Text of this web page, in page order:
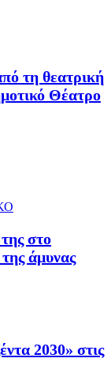
τη θεατρική
Θέατρο
στο
άμυνας
2030» στις